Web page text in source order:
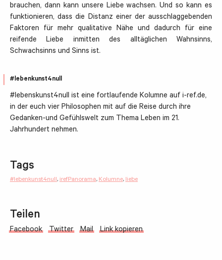
brauchen, dann kann unsere Liebe wachsen. Und so kann es
funktionieren, dass die Distanz einer der ausschlaggebenden
Faktoren für mehr qualitative Nähe und dadurch für eine
reifende Liebe inmitten des alltäglichen Wahnsinns,
Schwachsinns und Sinns ist.
#lebenkunst4null
#lebenskunst4null ist eine fortlaufende Kolumne auf i-ref.de,
in der euch vier Philosophen mit auf die Reise durch ihre
Gedanken-und Gefühlswelt zum Thema Leben im 21.
Jahrhundert nehmen.
Tags
#lebenkunst4null, irefPanorama, Kolumne, liebe
Teilen
Facebook Twitter Mail Link kopieren